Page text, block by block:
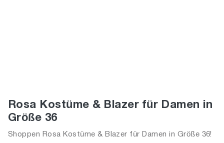
Rosa Kostüme & Blazer für Damen in
Größe 36
Shoppen Rosa Kostüme & Blazer für Damen in Größe 36!